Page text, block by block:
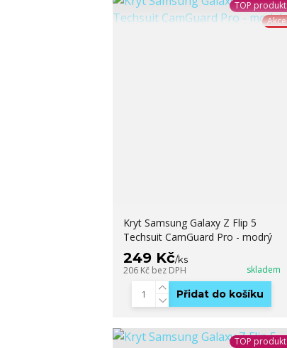
TOP produkt
Akce
Kryt Samsung Galaxy Z Flip 5
Techsuit CamGuard Pro - modrý
249 Kč/ks
206 Kč bez DPH skladem
Přidat do košíku
TOP produkt